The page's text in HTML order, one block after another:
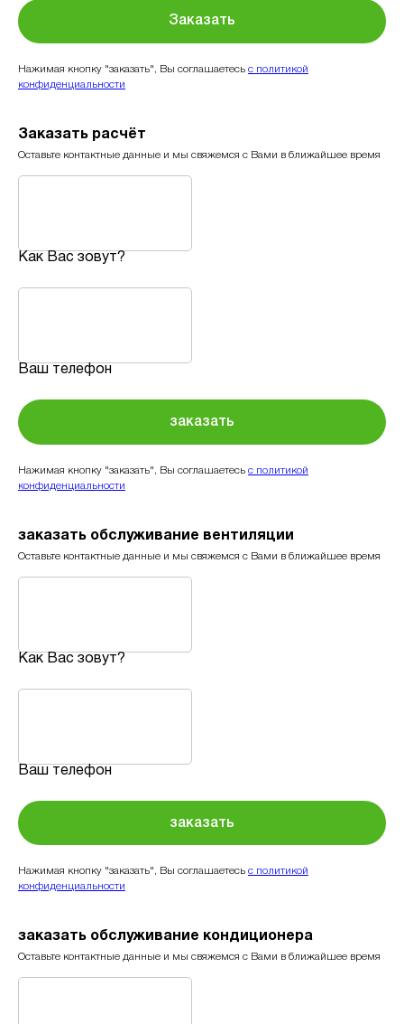
Заказать
Нажимая кнопку "заказать", Вы соглашаетесь с политикой
конфиденциальности
Заказать расчёт
Оставьте контактные данные и мы свяжемся с Вами в ближайшее время
Как Вас зовут?
Ваш телефон
заказать
Нажимая кнопку "заказать", Вы соглашаетесь с политикой
конфиденциальности
заказать обслуживание вентиляции
Оставьте контактные данные и мы свяжемся с Вами в ближайшее время
Как Вас зовут?
Ваш телефон
заказать
Нажимая кнопку "заказать", Вы соглашаетесь с политикой
конфиденциальности
заказать обслуживание кондиционера
Оставьте контактные данные и мы свяжемся с Вами в ближайшее время